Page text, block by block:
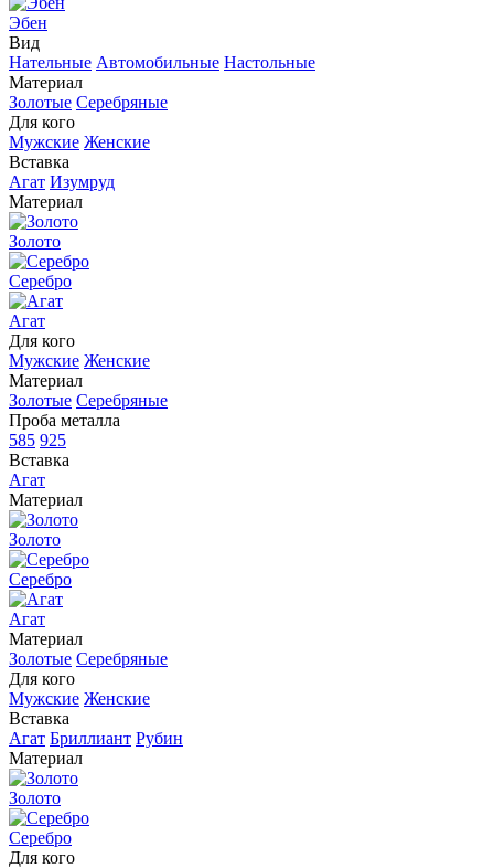
Эбен
Вид
Нательные Автомобильные Настольные
Материал
Золотые Серебряные
Для кого
Мужские Женские
Вставка
Агат Изумруд
Материал
Золото
Серебро
Агат
Для кого
Мужские Женские
Материал
Золотые Серебряные
Проба металла
585 925
Вставка
Агат
Материал
Золото
Серебро
Агат
Материал
Золотые Серебряные
Для кого
Мужские Женские
Вставка
Агат Бриллиант Рубин
Материал
Золото
Серебро
Для кого